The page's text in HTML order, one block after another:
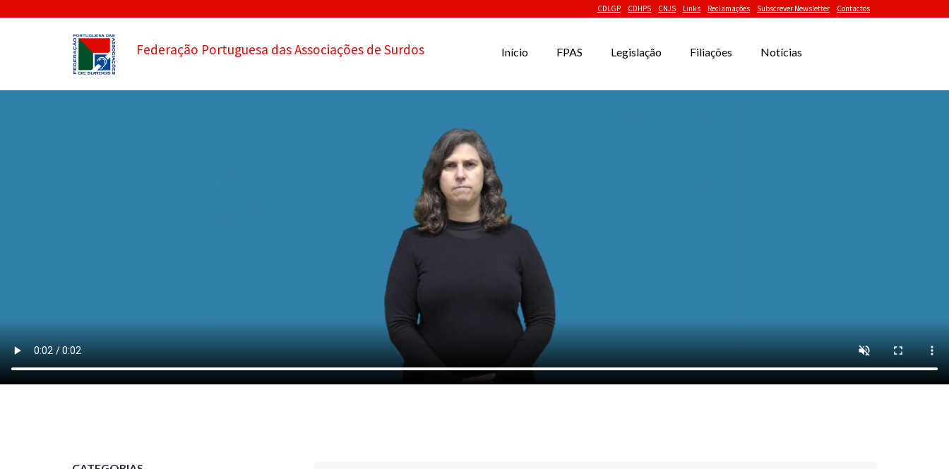
CDLGP CDHPS CNJS Links Reclamações Subscrever Newsletter Contactos
Federação Portuguesa das Associações de Surdos Início FPAS Legislação Filiações Notícias